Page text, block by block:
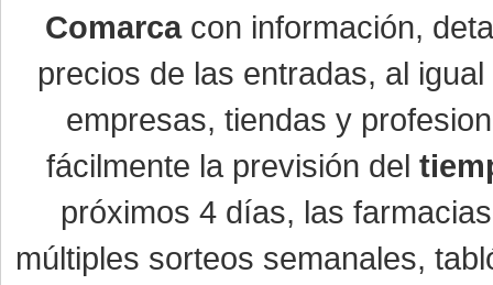
Comarcacon información,
precios de las entradas, al
empresas, tiendas y
fácilmente la previsión del
próximos 4 días, las
múltiples sorteos semanales,